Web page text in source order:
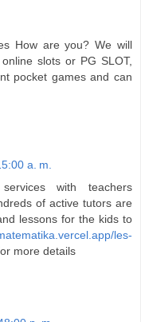
How are you? We will
slots or PG SLOT,
pocket games and can
a. m.
with teachers
of active tutors are
lessons for the kids to
les-
more details